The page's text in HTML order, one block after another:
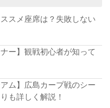
スメ座席は？失敗しない
ナー】観戦初心者が知って
アム】広島カープ戦のシー
も詳しく解説！